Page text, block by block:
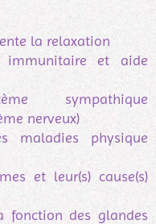
la relaxation
immunitaire et aide
sympathique
nerveux)
maladies physique
et leur(s) cause(s)
fonction des glandes